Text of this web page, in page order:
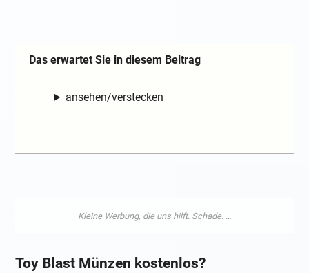
Das erwartet Sie in diesem Beitrag
ansehen/verstecken
Toy Blast Münzen kostenlos?